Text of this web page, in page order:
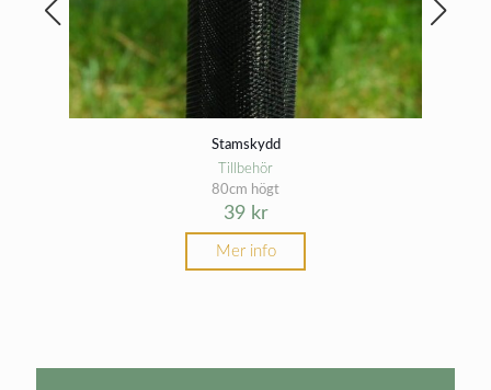
Stamskydd
Tillbehör
80cm högt
39 kr
Mer info